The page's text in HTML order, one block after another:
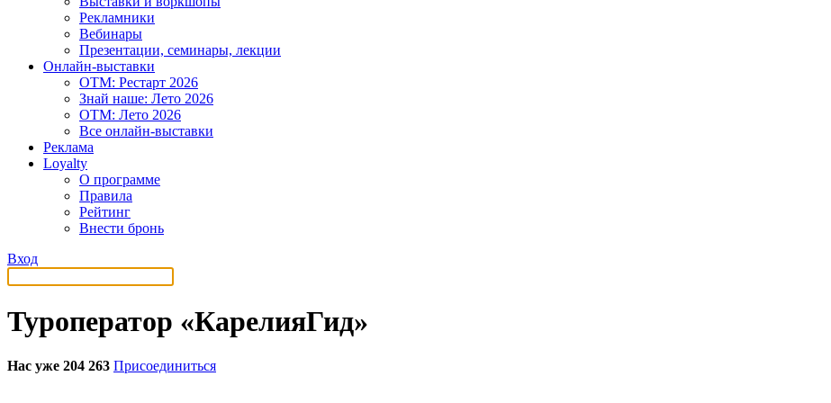
Рекламники
Вебинары
Презентации, семинары, лекции
Онлайн-выставки
OTM: Рестарт 2026
Знай наше: Лето 2026
OTM: Лето 2026
Все онлайн-выставки
Реклама
Loyalty
О программе
Правила
Рейтинг
Внести бронь
Вход
Туроператор «КарелияГид»
Нас уже 204 263 Присоединиться